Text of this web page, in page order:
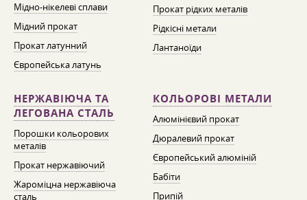
Мідно-нікелеві сплави
Мідний прокат
Прокат латунний
Європейська латунь
Прокат рідких металів
Рідкісні метали
Лантаноїди
НЕРЖАВІЮЧА ТА
ЛЕГОВАНА СТАЛЬ
Порошки кольорових
металів
Прокат нержавіючий
Жароміцна нержавіюча
сталь
КОЛЬОРОВІ МЕТАЛИ
Алюмінієвий прокат
Дюралевий прокат
Європейський алюміній
Бабіти
Припій